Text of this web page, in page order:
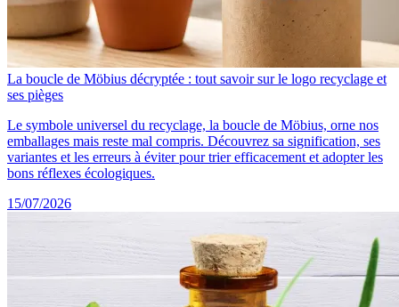
La boucle de Möbius décryptée : tout savoir sur le logo recyclage et
ses pièges
Le symbole universel du recyclage, la boucle de Möbius, orne nos
emballages mais reste mal compris. Découvrez sa signification, ses
variantes et les erreurs à éviter pour trier efficacement et adopter les
bons réflexes écologiques.
15/07/2026